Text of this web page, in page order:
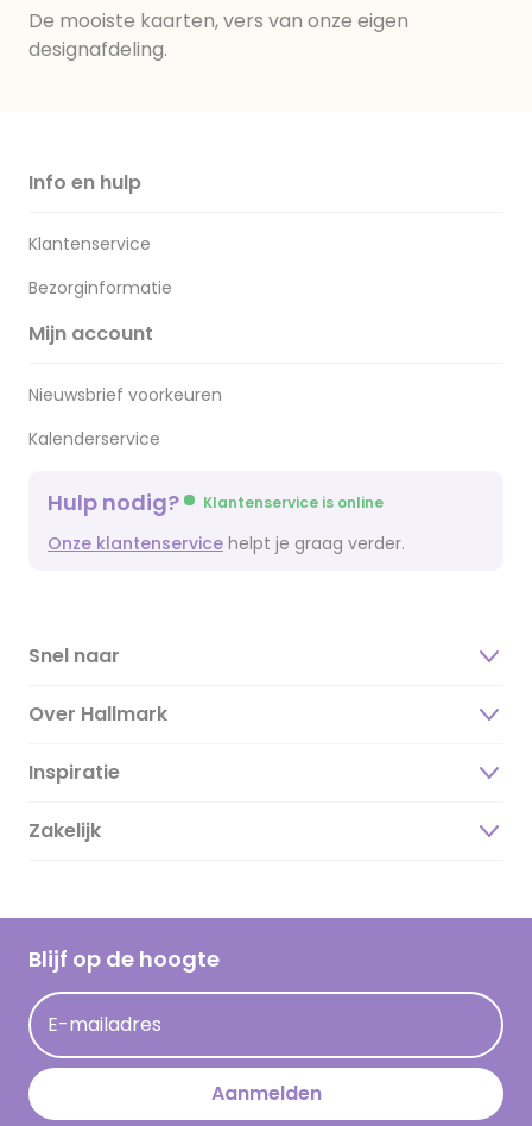
De mooiste kaarten, vers van onze eigen
designafdeling.
Info en hulp
Klantenservice
Bezorginformatie
Mijn account
Nieuwsbrief voorkeuren
Kalenderservice
Hulp nodig? Klantenservice is online
Onze klantenservice helpt je graag verder.
Snel naar
Over Hallmark
Over ons
Duurzaamheid
Hallmark Kaartclub
Acties
Persberichten
Hallmark en Kinderpostzegels
Inspiratie
Magazine
Cadeau inspiratie
Kaartinspiratie
Zakelijk
Blijf op de hoogte
E-mailadres
Aanmelden